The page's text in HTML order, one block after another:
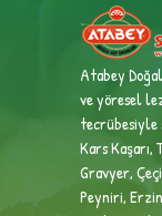
Atabey
ve yöresel
tecrübesiyle
Kars
Gravyer,
Peyniri,